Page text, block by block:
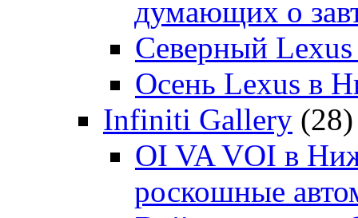
думающих о
Северный Lexus
Осень Lexus в
Infiniti Gallery (28)
OI VA VOI в
роскошные